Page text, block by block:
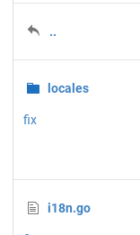
..
locales
fix
i18n.go